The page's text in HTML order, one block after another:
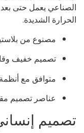
يعمل حتى بعد
الشديدة.
مصنوع من بلاستيك
تصميم خفيف وقابل
متوافق مع أنظمة
عناصر تصميم